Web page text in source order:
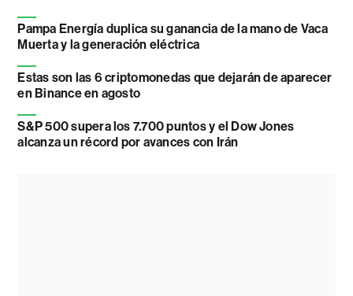
Pampa Energía duplica su ganancia de la mano de Vaca
Muerta y la generación eléctrica
Estas son las 6 criptomonedas que dejarán de aparecer
en Binance en agosto
S&P 500 supera los 7.700 puntos y el Dow Jones
alcanza un récord por avances con Irán